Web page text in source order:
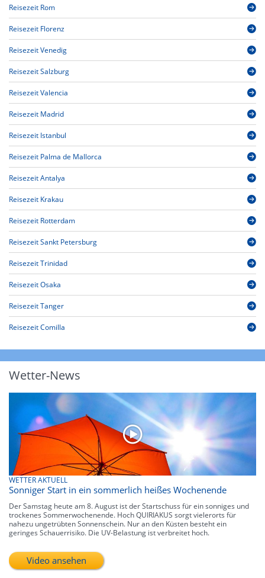
Reisezeit Rom
Reisezeit Florenz
Reisezeit Venedig
Reisezeit Salzburg
Reisezeit Valencia
Reisezeit Madrid
Reisezeit Istanbul
Reisezeit Palma de Mallorca
Reisezeit Antalya
Reisezeit Krakau
Reisezeit Rotterdam
Reisezeit Sankt Petersburg
Reisezeit Trinidad
Reisezeit Osaka
Reisezeit Tanger
Reisezeit Comilla
Wetter-News
WETTER AKTUELL
Sonniger Start in ein sommerlich heißes Wochenende
Der Samstag heute am 8. August ist der Startschuss für ein sonniges und
trockenes Sommerwochenende. Hoch QUIRIAKUS sorgt vielerorts für
nahezu ungetrübten Sonnenschein. Nur an den Küsten besteht ein
geringes Schauerrisiko. Die UV-Belastung ist verbreitet hoch.
Video ansehen